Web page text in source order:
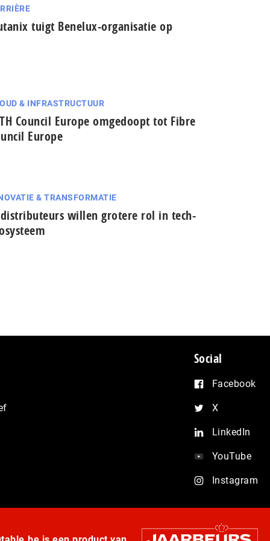
tuigt Benelux-organisatie op
& INFRASTRUCTUUR
Council Europe omgedoopt tot Fibre
Europe
& TRANSFORMATIE
willen grotere rol in tech-
Social
Facebook
X
LinkedIn
YouTube
Instagram